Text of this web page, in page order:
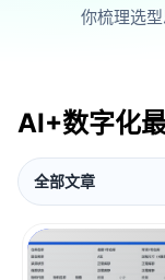
你梳理选
AI+数字化
全部文章